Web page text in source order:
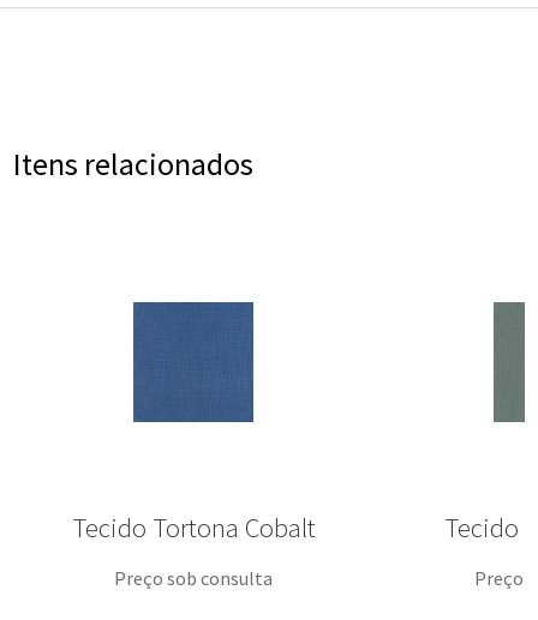
Itens relacionados
Tecido Tortona Cobalt
Preço sob consulta
Tecido
Preço